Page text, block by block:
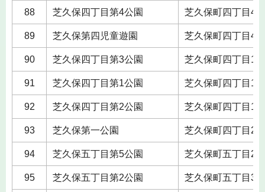
88 芝久保四丁目第4公園 芝久保町四丁目4番
89 芝久保第四児童遊園 芝久保町四丁目4番
90 芝久保四丁目第3公園 芝久保町四丁目12
91 芝久保四丁目第1公園 芝久保町四丁目15
92 芝久保四丁目第2公園 芝久保町四丁目15
93 芝久保第一公園 芝久保町四丁目20
94 芝久保五丁目第5公園 芝久保町五丁目2番
95 芝久保五丁目第2公園 芝久保町五丁目3番